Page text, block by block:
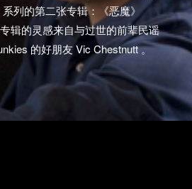
列的第二张专辑：《恶魔》
辑的灵感来自与过世的前辈民谣
的好朋友 Vic Chestnutt 。